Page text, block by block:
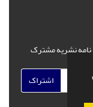
نشریه مشترک
اشتراک